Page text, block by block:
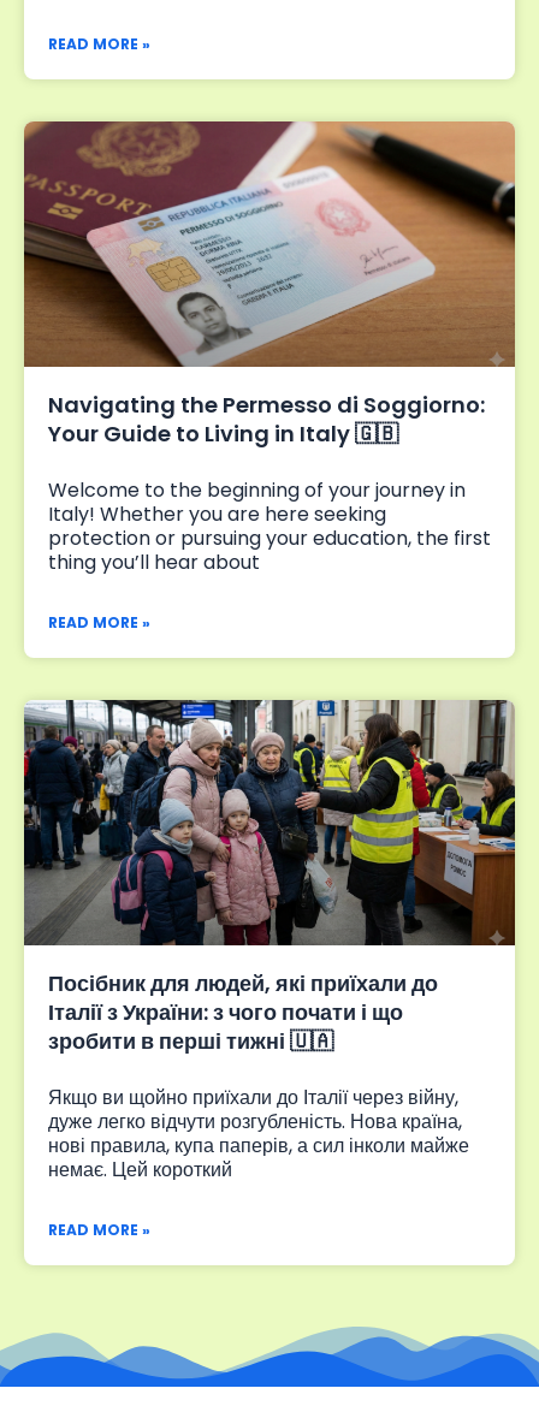
READ MORE »
Navigating the Permesso di Soggiorno:
Your Guide to Living in Italy 🇬🇧
Welcome to the beginning of your journey in
Italy! Whether you are here seeking
protection or pursuing your education, the first
thing you’ll hear about
READ MORE »
Посібник для людей, які приїхали до
Італії з України: з чого почати і що
зробити в перші тижні 🇺🇦
Якщо ви щойно приїхали до Італії через війну,
дуже легко відчути розгубленість. Нова країна,
нові правила, купа паперів, а сил інколи майже
немає. Цей короткий
READ MORE »